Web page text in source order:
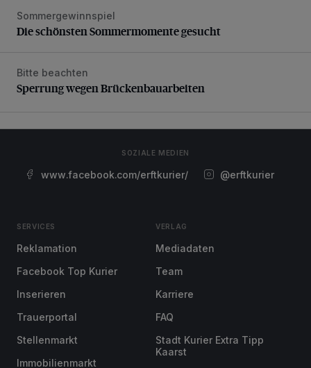
Die schönsten Sommermomente gesucht
Sommergewinnspiel
Die schönsten Sommermomente gesucht
Sperrung wegen Brückenbauarbeiten
Bitte beachten
Sperrung wegen Brückenbauarbeiten
SOZIALE MEDIEN
www.facebook.com/erftkurier/ @erftkurier
SERVICES
Reklamation
Facebook Top Kurier
Inserieren
Trauerportal
Stellenmarkt
Immobilienmarkt
VERLAG
Mediadaten
Team
Karriere
FAQ
Stadt Kurier Extra Tipp
Kaarst